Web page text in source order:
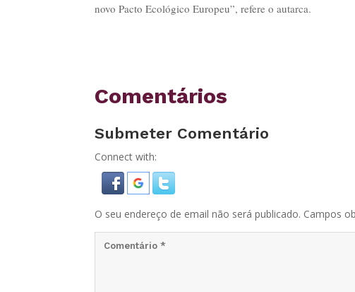
novo Pacto Ecológico Europeu”, refere o autarca.
Comentários
Submeter Comentário
Connect with:
O seu endereço de email não será publicado. Campos